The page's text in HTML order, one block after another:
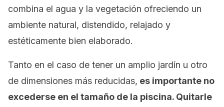
combina el agua y la vegetación ofreciendo un
ambiente natural, distendido, relajado y
estéticamente bien elaborado.
Tanto en el caso de tener un amplio jardín u otro
de dimensiones más reducidas, es importante no
excederse en el tamaño de la piscina. Quitarle